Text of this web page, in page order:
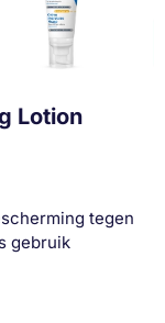
Lotion
tegen
gebruik